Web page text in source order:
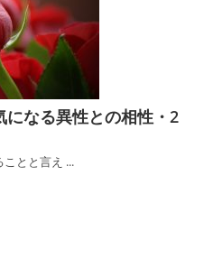
なる異性との相性・2
とと言え ...